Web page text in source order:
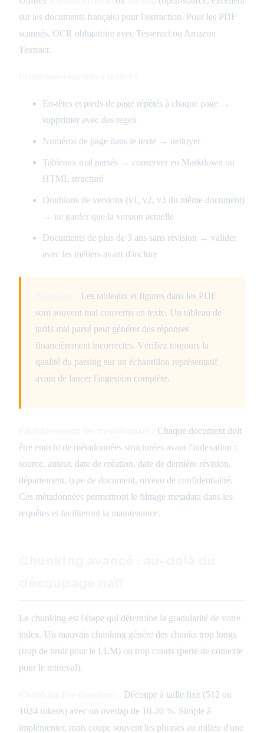
sur les documents français) pour l'extraction. Pour les PDF
scannés, OCR obligatoire avec Tesseract ou Amazon
Textract.
En-têtes et pieds de page répétés à chaque page →
supprimer avec des regex
Numéros de page dans le texte → nettoyer
Tableaux mal parsés → conserver en Markdown ou
HTML structuré
Doublons de versions (v1, v2, v3 du même document)
→ ne garder que la version actuelle
Documents de plus de 3 ans sans révision → valider
avec les métiers avant d'inclure
Les tableaux et figures dans les PDF
sont souvent mal convertis en texte. Un tableau de
tarifs mal parsé peut générer des réponses
financièrement incorrectes. Vérifiez toujours la
qualité du parsing sur un échantillon représentatif
avant de lancer l'ingestion complète.
Chaque document doit
être enrichi de métadonnées structurées avant l'indexation :
source, auteur, date de création, date de dernière révision,
département, type de document, niveau de confidentialité.
Ces métadonnées permettront le filtrage metadata dans les
requêtes et faciliteront la maintenance.
Le chunking est l'étape qui détermine la granularité de votre
index. Un mauvais chunking génère des chunks trop longs
(trop de bruit pour le LLM) ou trop courts (perte de contexte
pour le retrieval).
Découpe à taille fixe (512 ou
1024 tokens) avec un overlap de 10-20 %. Simple à
implémenter, mais coupe souvent les phrases au milieu d'une